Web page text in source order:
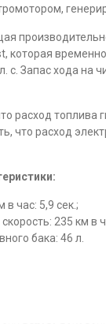
которая
с. Запас хода на
расход топлива
что расход
в час: 5,9 сек.;
235 км в
бака: 46 л.